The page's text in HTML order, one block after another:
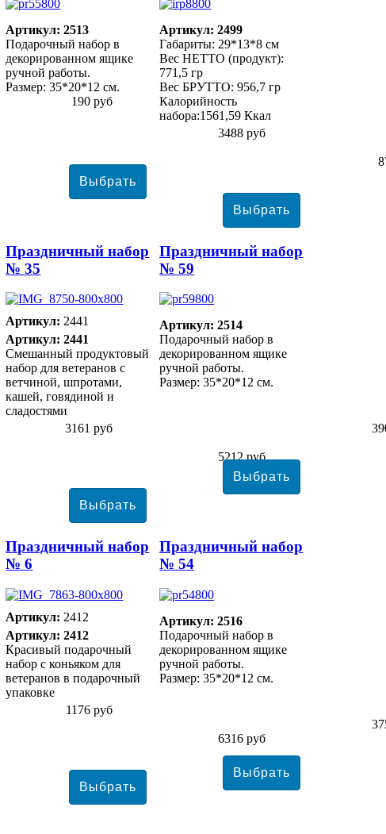
190 руб
Артикул: 2513
Подарочный набор в
декорированном ящике
ручной работы.
Размер: 35*20*12 см.
3488 руб
Артикул: 2499
Габариты: 29*13*8 см
Вес НЕТТО (продукт):
771,5 гр
Вес БРУТТО: 956,7 гр
Калорийность
набора:1561,59 Ккал
3161 руб
Праздничный набор
№ 35
Артикул: 2441
Артикул: 2441
Смешанный продуктовый
набор для ветеранов с
ветчиной, шпротами,
кашей, говядиной и
сладостями
5212 руб
Праздничный набор
№ 59
Артикул: 2514
Подарочный набор в
декорированном ящике
ручной работы.
Размер: 35*20*12 см.
1176 руб
Праздничный набор
№ 6
Артикул: 2412
Артикул: 2412
Красивый подарочный
набор с коньяком для
ветеранов в подарочный
упаковке
6316 руб
Праздничный набор
№ 54
Артикул: 2516
Подарочный набор в
декорированном ящике
ручной работы.
Размер: 35*20*12 см.